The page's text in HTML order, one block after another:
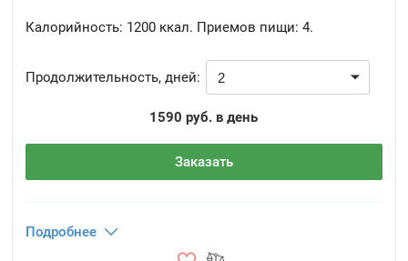
Калорийность: 1200 ккал. Приемов пищи: 4.
Продолжительность, дней:
1590 руб. в день
Заказать
Подробнее